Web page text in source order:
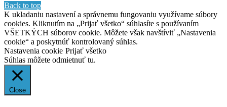
Back to top
K ukladaniu nastavení a správnemu fungovaniu využívame súbory
cookies. Kliknutím na „Prijať všetko“ súhlasíte s používaním
VŠETKÝCH súborov cookie. Môžete však navštíviť „Nastavenia
cookie“ a poskytnúť kontrolovaný súhlas.
Nastavenia cookie Prijať všetko
Súhlas môžete odmietnuť tu.
Close